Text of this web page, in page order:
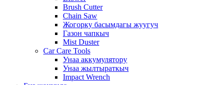
Brush Cutter
Chain Saw
Жогорку басымдагы жуугуч
Газон чапкыч
Mist Duster
Car Care Tools
Унаа аккумулятору
Унаа жылтыраткыч
Impact Wrench